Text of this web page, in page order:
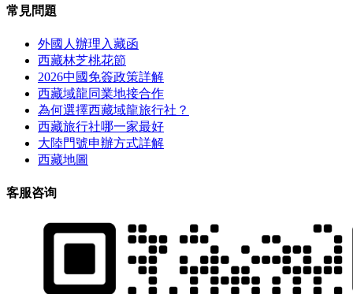
常見問題
外國人辦理入藏函
西藏林芝桃花節
2026中國免簽政策詳解
西藏域龍同業地接合作
為何選擇西藏域龍旅行社？
西藏旅行社哪一家最好
大陸門號申辦方式詳解
西藏地圖
客服咨询